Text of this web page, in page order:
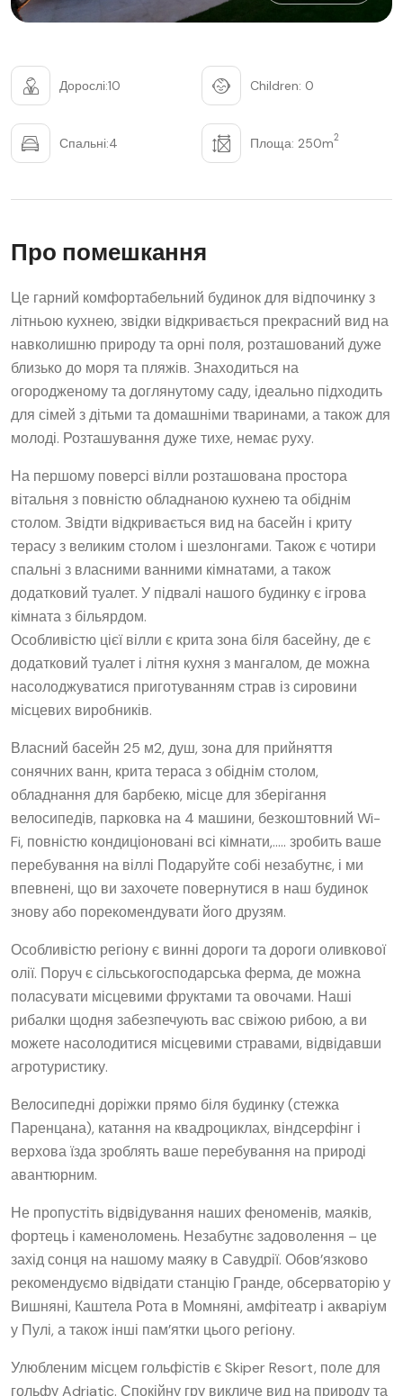
Дорослі:10 Children: 0
Спальні:4 Площа: 250m2
Про помешкання
Це гарний комфортабельний будинок для відпочинку з
літньою кухнею, звідки відкривається прекрасний вид на
навколишню природу та орні поля, розташований дуже
близько до моря та пляжів. Знаходиться на
огородженому та доглянутому саду, ідеально підходить
для сімей з дітьми та домашніми тваринами, а також для
молоді. Розташування дуже тихе, немає руху.
На першому поверсі вілли розташована простора
вітальня з повністю обладнаною кухнею та обіднім
столом. Звідти відкривається вид на басейн і криту
терасу з великим столом і шезлонгами. Також є чотири
спальні з власними ванними кімнатами, а також
додатковий туалет. У підвалі нашого будинку є ігрова
кімната з більярдом.
Особливістю цієї вілли є крита зона біля басейну, де є
додатковий туалет і літня кухня з мангалом, де можна
насолоджуватися приготуванням страв із сировини
місцевих виробників.
Власний басейн 25 м2, душ, зона для прийняття
сонячних ванн, крита тераса з обіднім столом,
обладнання для барбекю, місце для зберігання
велосипедів, парковка на 4 машини, безкоштовний Wi-
Fi, повністю кондиціоновані всі кімнати,….. зробить ваше
перебування на віллі Подаруйте собі незабутнє, і ми
впевнені, що ви захочете повернутися в наш будинок
знову або порекомендувати його друзям.
Особливістю регіону є винні дороги та дороги оливкової
олії. Поруч є сільськогосподарська ферма, де можна
поласувати місцевими фруктами та овочами. Наші
рибалки щодня забезпечують вас свіжою рибою, а ви
можете насолодитися місцевими стравами, відвідавши
агротуристику.
Велосипедні доріжки прямо біля будинку (стежка
Паренцана), катання на квадроциклах, віндсерфінг і
верхова їзда зроблять ваше перебування на природі
авантюрним.
Не пропустіть відвідування наших феноменів, маяків,
фортець і каменоломень. Незабутнє задоволення – це
захід сонця на нашому маяку в Савудрії. Обов’язково
рекомендуємо відвідати станцію Гранде, обсерваторію у
Вишняні, Каштела Рота в Момняні, амфітеатр і акваріум
у Пулі, а також інші пам’ятки цього регіону.
Улюбленим місцем гольфістів є Skiper Resort, поле для
гольфу Adriatic. Спокійну гру викличе вид на природу та